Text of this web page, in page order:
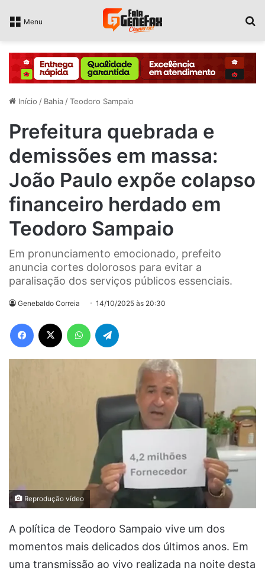
Menu
Início / Bahia /Teodoro Sampaio
Prefeitura quebrada e
demissões em massa:
João Paulo expõe colapso
financeiro herdado em
Teodoro Sampaio
Em pronunciamento emocionado, prefeito
anuncia cortes dolorosos para evitar a
paralisação dos serviços públicos essenciais.
Genebaldo Correia 14/10/2025 às 20:30
Facebook WhatsApp
Reprodução vídeo
A política de Teodoro Sampaio vive um dos
momentos mais delicados dos últimos anos. Em
uma transmissão ao vivo realizada na noite desta